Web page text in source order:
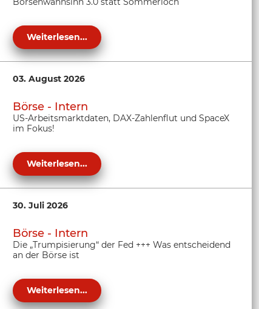
Weiterlesen...
03. August 2026
Börse - Intern
US-Arbeitsmarktdaten, DAX-Zahlenflut und SpaceX
im Fokus!
Weiterlesen...
30. Juli 2026
Börse - Intern
Die „Trumpisierung“ der Fed +++ Was entscheidend
an der Börse ist
Weiterlesen...